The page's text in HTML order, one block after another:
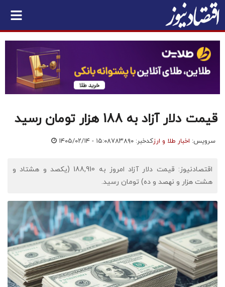
قیمت دلار آزاد به 188 هزار تومان رسید
سرویس: اخبار طلا و ارزکدخبر: ۷۸۳۸۹۰ ۱۴۰۵/۰۲/۱۴ - ۱۵:۰۸
اقتصادنیوز: قیمت دلار آزاد امروز به 188,910 (یکصد و هشتاد و
هشت هزار و نهصد و ده) تومان رسید.